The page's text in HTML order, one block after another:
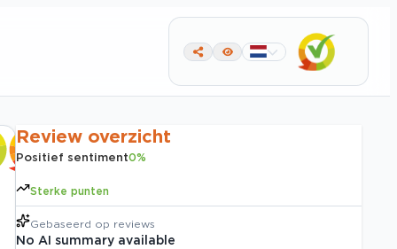
Review overzicht
Positief sentiment0%
Sterke punten
Gebaseerd op reviews
No AI summary available